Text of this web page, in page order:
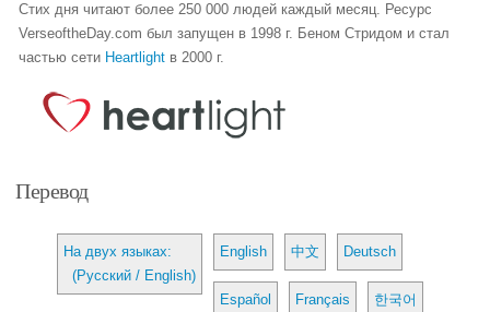
Стих дня читают более 250 000 людей каждый месяц. Ресурс
VerseoftheDay.com был запущен в 1998 г. Беном Стридом и стал
частью сети Heartlight в 2000 г.
Перевод
На двух языках:
(Русский / English)
English 中文 Deutsch
Español Français 한국어